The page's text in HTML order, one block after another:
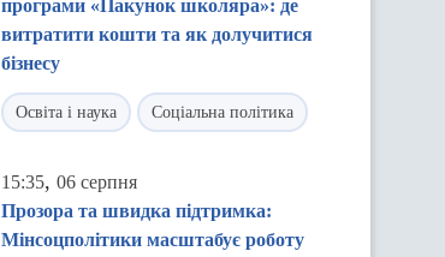
програми «Пакунок школяра»: де
витратити кошти та як долучитися
бізнесу
Освіта і наука Соціальна політика
15:35, 06 серпня
Прозора та швидка підтримка:
Мінсоцполітики масштабує роботу